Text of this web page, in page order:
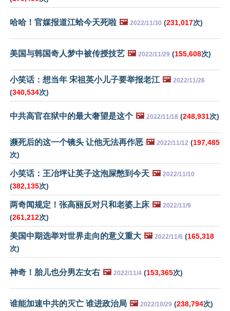
哈哈！官媒报道江蛤今天死啦 🖼️ 2022/11/30 (231,017次)
美国与韩国奇人梦中被传授技艺 🖼️ 2022/11/29 (155,608次)
小笑话：想当年 宋祖英小儿子要举报老江 🖼️ 2022/11/26
(340,534次)
中共高官在狱中的最大奢望是这个 🖼️ 2022/11/18 (248,931次)
濒死后的这一个镜头 让他无法再作恶 🖼️ 2022/11/12 (197,485
次)
小笑话：王冶坪让英子这泡屎憋到今天 🖼️ 2022/11/10
(382,135次)
两奇闻规定！张高丽反对只和老婆上床 🖼️ 2022/11/9
(261,212次)
美国中期选举对世界走向的意义重大 🖼️ 2022/11/6 (165,318
次)
神奇！胎儿也分男左女右 🖼️ 2022/11/4 (153,365次)
谁能加速中共的灭亡 谁进政治局 🖼️ 2022/10/29 (238,794次)